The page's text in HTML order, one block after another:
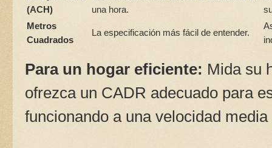
(ACH)
una hora.
Metros
Cuadrados
La especificación más fácil de entender.
Para un hogar eficiente: Mida su
ofrezca un CADR adecuado para
funcionando a una velocidad